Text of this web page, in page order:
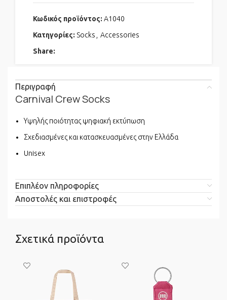
Κωδικός προϊόντος: A1040
Κατηγορίες: Socks , Accessories
Share:
Περιγραφή
Carnival Crew Socks
Υψηλής ποιότητας ψηφιακή εκτύπωση
Σχεδιασμένες και κατασκευασμένες στην Ελλάδα
Unisex
Επιπλέον πληροφορίες
Αποστολές και επιστροφές
Σχετικά προϊόντα